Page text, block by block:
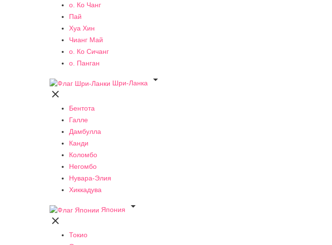
о. Ко Чанг
Пай
Хуа Хин
Чианг Май
о. Ко Сичанг
о. Панган
Шри-Ланка


Бентота
Галле
Дамбулла
Канди
Коломбо
Негомбо
Нувара-Элия
Хиккадува
Япония


Токио